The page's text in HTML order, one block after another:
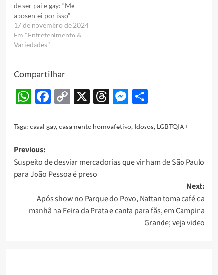
de ser pai e gay: “Me
aposentei por isso”
17 de novembro de 2024
Em "Entretenimento &
Variedades"
Compartilhar
WhatsApp
Facebook
Copy
X Threads
Messenger
Share
Tags: casal gay,casamento homoafetivo, Idosos, LGBTQIA+
Post
navigation
Previous:
Suspeito de desviar mercadorias que vinham de São Paulo
para João Pessoa é preso
Next:
Após show no Parque do Povo, Nattan toma café da
manhã na Feira da Prata e canta para fãs, em Campina
Grande; veja vídeo